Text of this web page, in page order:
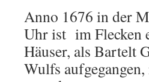
Anno 1676 in der
Uhr ist im Flecken
Häuser, als Bartelt
Wulfs